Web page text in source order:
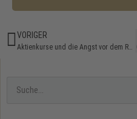
VORIGER